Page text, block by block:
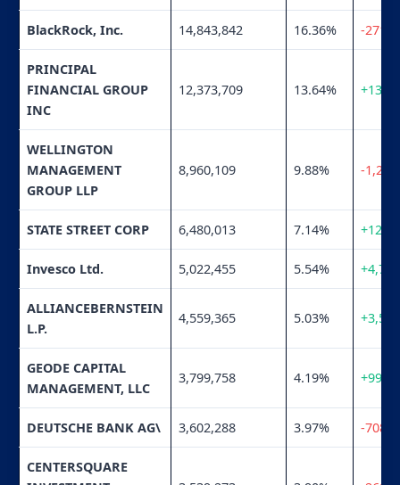
BlackRock, Inc. 14,843,842 16.36% -
PRINCIPAL
FINANCIAL GROUP
INC
12,373,709 13.64%
WELLINGTON
MANAGEMENT
GROUP LLP
8,960,109 9.88% -
STATE STREET CORP 6,480,013 7.14%
Invesco Ltd. 5,022,455 5.54%
ALLIANCEBERNSTEIN
L.P.
4,559,365 5.03%
GEODE CAPITAL
MANAGEMENT, LLC
3,799,758 4.19%
DEUTSCHE BANK AG\ 3,602,288 3.97% -
CENTERSQUARE